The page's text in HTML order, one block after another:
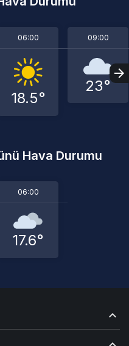
06:00
18.5°
09:00
23°
Hava Durumu
06:00
17.6°